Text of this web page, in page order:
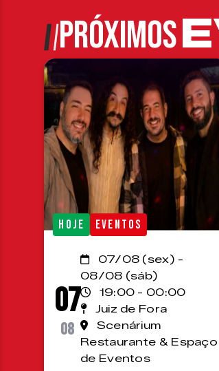
PRÓXIMOS
HOJE EVENTOS
07
08
07/08 (sex) -
08/08 (sáb)
19:00 - 00:00
Juiz de Fora
Scenárium
Restaurante & Espaço
de Eventos